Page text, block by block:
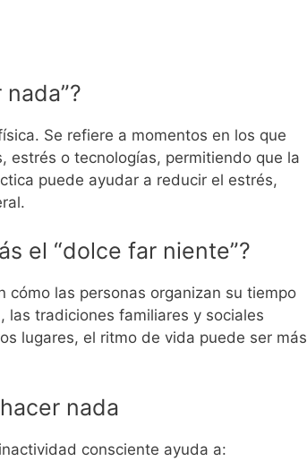
Se refiere a momentos en los que
estrés o tecnologías, permitiendo que la
puede ayudar a reducir el estrés,
el “dolce far niente”?
cómo las personas organizan su tiempo
las tradiciones familiares y sociales
lugares, el ritmo de vida puede ser más
nada
consciente ayuda a: